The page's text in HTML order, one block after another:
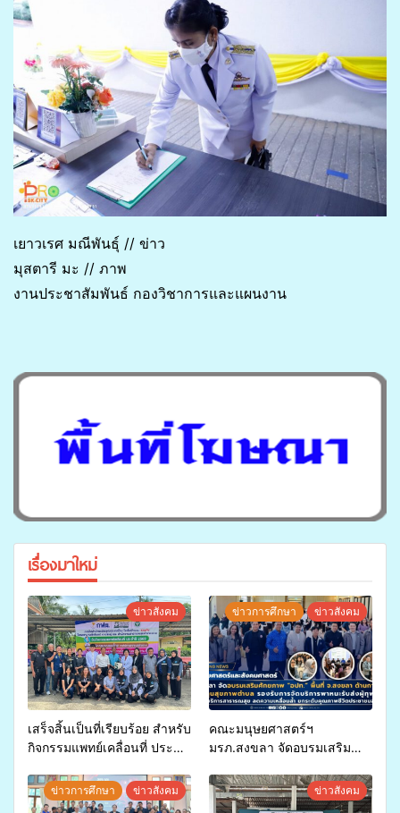
เยาวเรศ มณีพันธุ์ // ข่าว
มุสตารี มะ // ภาพ
งานประชาสัมพันธ์ กองวิชาการและแผนงาน
เรื่องมาใหม่
ข่าวสังคม
เสร็จสิ้นเป็นที่เรียบร้อย สำหรับ
กิจกรรมแพทย์เคลื่อนที่ ประจำ
สุขภาพแก่ประชาชนในพื้นที่
อำเภอจะนะ
ข่าวการศึกษา ข่าวสังคม
คณะมนุษยศาสตร์ฯ
มรภ.สงขลา จัดอบรมเสริม
จ่ายงบกองทุนสุขภาพตำบล
รองรับการจัดบริการพาหนะรับ
ข่าวการศึกษา ข่าวสังคม ข่าวสังคม